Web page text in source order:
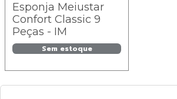
Esponja Meiustar
Confort Classic 9
Peças - IM
Sem estoque